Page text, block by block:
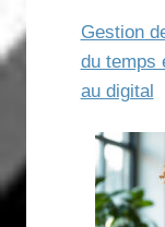
Gestion
du temps
au digital